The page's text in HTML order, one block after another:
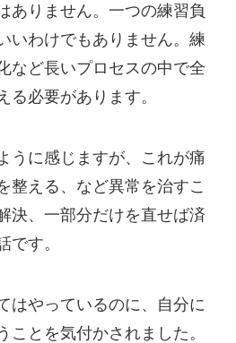
ありません。一つの練習負
いわけでもありません。練
など長いプロセスの中で全
る必要があります。
うに感じますが、これが痛
整える、など異常を治すこ
決、一部分だけを直せば済
です。
はやっているのに、自分に
ことを気付かされました。